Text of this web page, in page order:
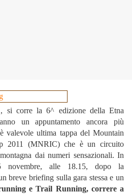
si corre la 6^ edizione della Etna
un appuntamento ancora più
valevole ultima tappa del Mountain
2011 (MNRIC) che è un circuito
dai numeri sensazionali. In
novembre, alle 18.15, dopo la
breve briefing sulla gara stessa e un
e Trail Running, correre a